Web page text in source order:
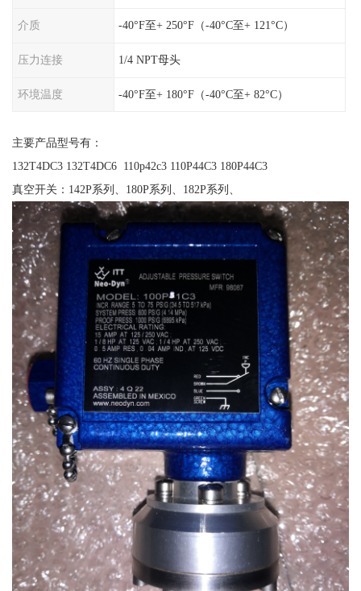
介质 -40°F至+ 250°F（-40°C至+ 121°C）
压力连接 1/4 NPT母头
环境温度 -40°F至+ 180°F（-40°C至+ 82°C）
主要产品型号有：
132T4DC3 132T4DC6 110p42c3 110P44C3 180P44C3
真空开关：142P系列、180P系列、182P系列、